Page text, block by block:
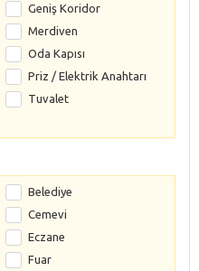
Geniş Koridor
Merdiven
Oda Kapısı
Priz / Elektrik Anahtarı
Tuvalet
Belediye
Cemevi
Eczane
Fuar